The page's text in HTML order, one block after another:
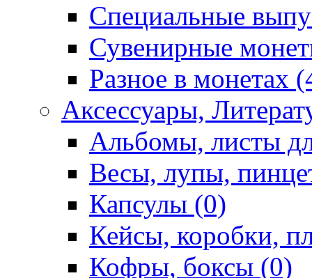
Специальные
Сувенирные
Разное в монетах
Аксессуары,
Альбомы, листы
Весы, лупы,
Капсулы (0)
Кейсы, коробки,
Кофры, боксы (0)